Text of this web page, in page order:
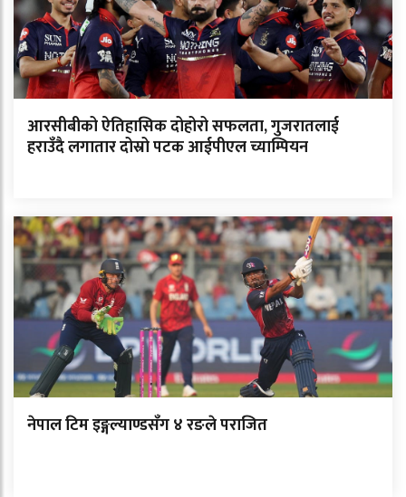
आरसीबीको ऐतिहासिक दोहोरो सफलता, गुजरातलाई
हराउँदै लगातार दोस्रो पटक आईपीएल च्याम्पियन
नेपाल टिम इङ्गल्याण्डसँग ४ रङले पराजित